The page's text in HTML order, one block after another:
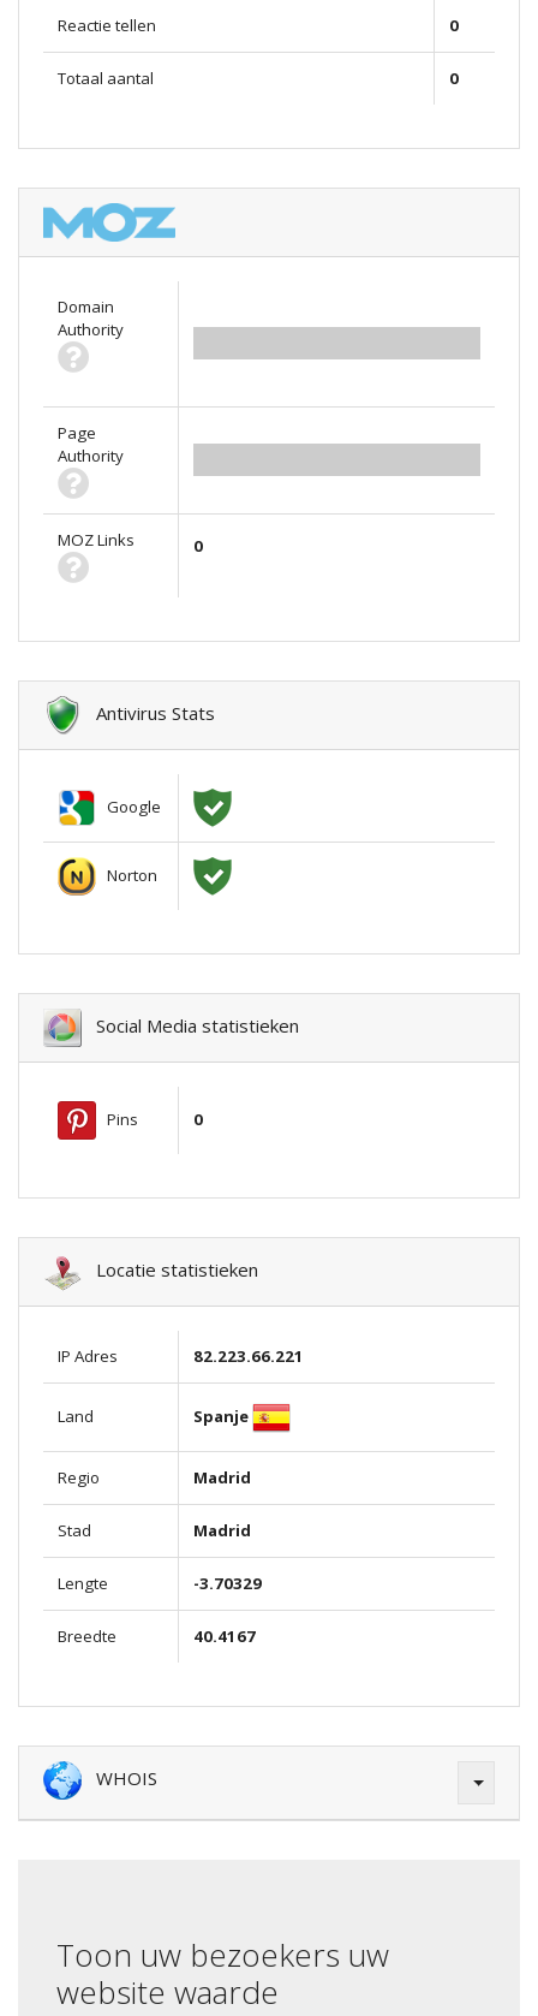
Reactie tellen 0
Totaal aantal 0
Domain
Authority
Page
Authority
MOZ Links 0
Antivirus Stats
Google
Norton
Social Media statistieken
Pins 0
Locatie statistieken
IP Adres 82.223.66.221
Land Spanje
Regio Madrid
Stad Madrid
Lengte -3.70329
Breedte 40.4167
WHOIS
Toon uw bezoekers uw
website waarde